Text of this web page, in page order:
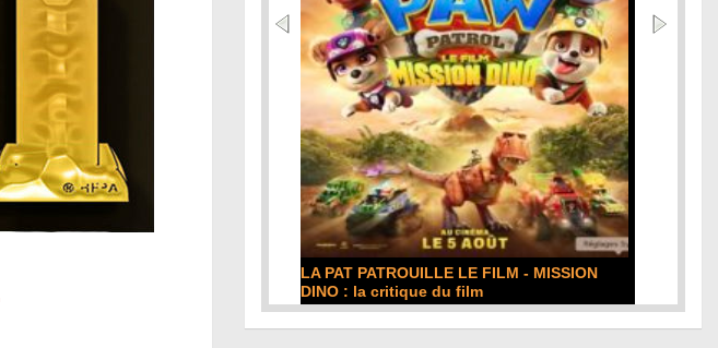
LA PAT PATROUILLE LE FILM - MISSION
DINO : la critique du film